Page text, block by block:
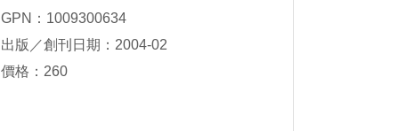
GPN：1009300634
出版／創刊日期：2004-02
價格：260